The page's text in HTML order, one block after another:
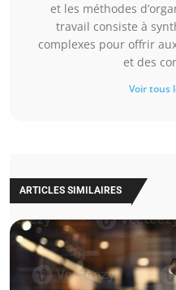
et les méthodes
travail consiste à
complexes pour offrir
et des
Voir tous
ARTICLES SIMILAIRES